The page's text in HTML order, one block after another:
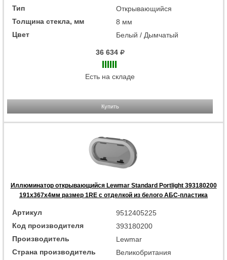
Тип
Открывающийся
Толщина стекла, мм
8 мм
Цвет
Белый / Дымчатый
36 634
Есть на складе
Купить
Иллюминатор открывающийся Lewmar Standard Portlight 393180200
191x367x4мм размер 1RE с отделкой из белого АБС-пластика
Артикул
9512405225
Код производителя
393180200
Производитель
Lewmar
Страна производитель
Великобритания